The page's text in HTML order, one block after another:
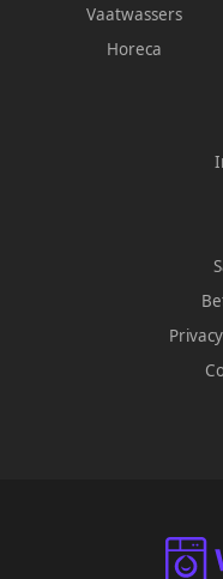
Vaatwassers
Horeca